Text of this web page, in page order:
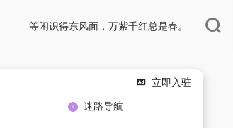
等闲识得东风面，万紫千红总是春。
立即入驻
迷路导航